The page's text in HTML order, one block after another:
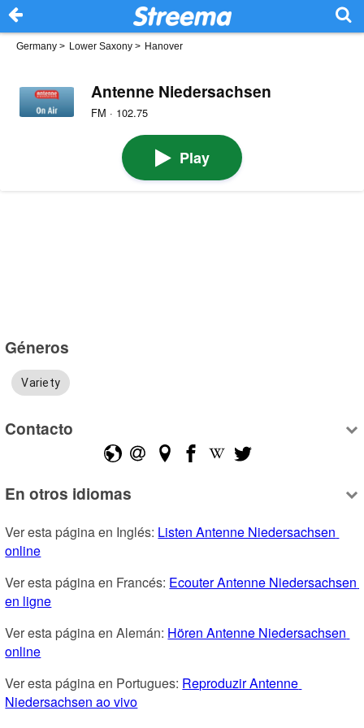
Germany > Lower Saxony > Hanover
Antenne Niedersachsen
FM · 102.75
Play
Géneros
Variety
Contacto
En otros idiomas
Ver esta página en Inglés: Listen Antenne Niedersachsen
online
Ver esta página en Francés: Ecouter Antenne Niedersachsen
en ligne
Ver esta página en Alemán: Hören Antenne Niedersachsen
online
Ver esta página en Portugues: Reproduzir Antenne
Niedersachsen ao vivo